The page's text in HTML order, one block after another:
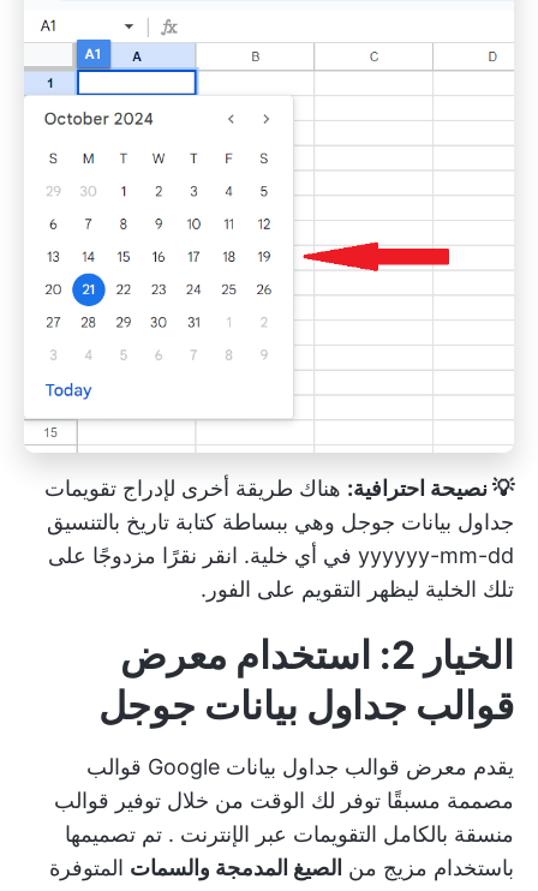
💡 نصيحة احترافية: هناك طريقة أخرى لإدراج تقويمات
جداول بيانات جوجل وهي ببساطة كتابة تاريخ بالتنسيق
yyyyyy-mm-dd في أي خلية. انقر نقرًا مزدوجًا على
تلك الخلية ليظهر التقويم على الفور.
الخيار 2: استخدام معرض
قوالب جداول بيانات جوجل
يقدم معرض قوالب جداول بيانات Google قوالب
مصممة مسبقًا توفر لك الوقت من خلال توفير قوالب
منسقة بالكامل التقويمات عبر الإنترنت . تم تصميمها
باستخدام مزيج من الصيغ المدمجة والسمات المتوفرة